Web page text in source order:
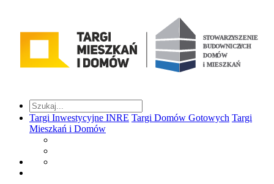
Targi Inwestycyjne INRE Targi Domów Gotowych Targi
Mieszkań i Domów